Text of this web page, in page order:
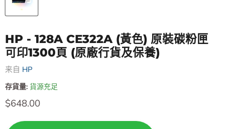
HP - 128A CE322A (黃色) 原裝碳粉匣
可印1300頁 (原廠行貨及保養)
来自 HP
存貨量: 貨源充足
售價
$648.00